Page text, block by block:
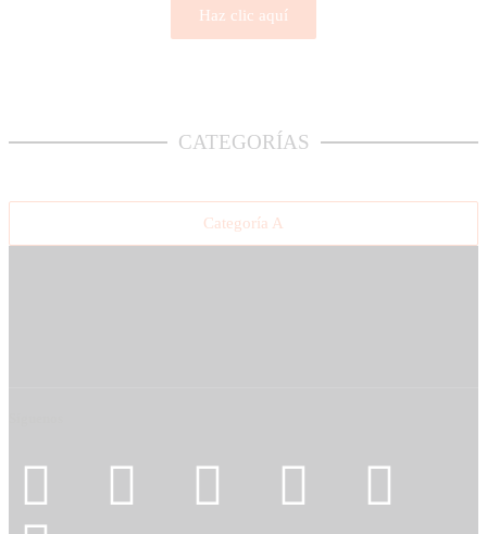
Haz clic aquí
CATEGORÍAS
Categoría A